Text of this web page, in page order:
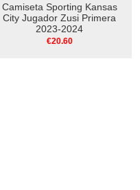
Camiseta Sporting Kansas
City Jugador Zusi Primera
2023-2024
€20.60